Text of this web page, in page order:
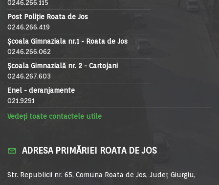
0246.266.115
Post Poliție Roata de Jos
0246.266.419
Școala Gimnaziala nr.1 - Roata de Jos
0246.266.062
Școala Gimnazială nr. 2 - Cartojani
0246.267.603
Enel - deranjamente
021.9291
Vedeți toate contactele utile
ADRESA PRIMĂRIEI ROATA DE JOS
Str. Republicii nr. 65, Comuna Roata de Jos, Județ Giurgiu,